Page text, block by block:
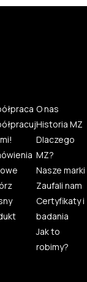
O nas
Historia MZ
Dlaczego
MZ?
Nasze marki
Zaufali nam
Certyfikaty i
badania
Jak to
robimy?